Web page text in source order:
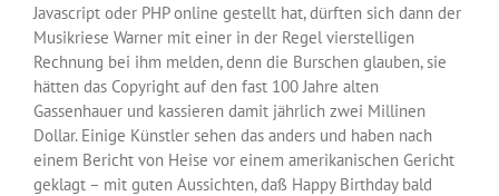
Javascript oder PHP online gestellt hat, dürften sich dann der
Musikriese Warner mit einer in der Regel vierstelligen
Rechnung bei ihm melden, denn die Burschen glauben, sie
hätten das Copyright auf den fast 100 Jahre alten
Gassenhauer und kassieren damit jährlich zwei Millinen
Dollar. Einige Künstler sehen das anders und haben nach
einem Bericht von Heise vor einem amerikanischen Gericht
geklagt – mit guten Aussichten, daß Happy Birthday bald